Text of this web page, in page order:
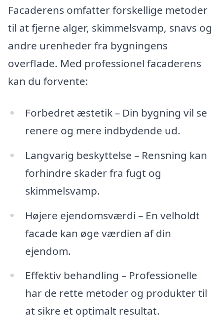
Facaderens omfatter forskellige metoder
til at fjerne alger, skimmelsvamp, snavs og
andre urenheder fra bygningens
overflade. Med professionel facaderens
kan du forvente:
Forbedret æstetik – Din bygning vil se
renere og mere indbydende ud.
Langvarig beskyttelse – Rensning kan
forhindre skader fra fugt og
skimmelsvamp.
Højere ejendomsværdi – En velholdt
facade kan øge værdien af din
ejendom.
Effektiv behandling – Professionelle
har de rette metoder og produkter til
at sikre et optimalt resultat.